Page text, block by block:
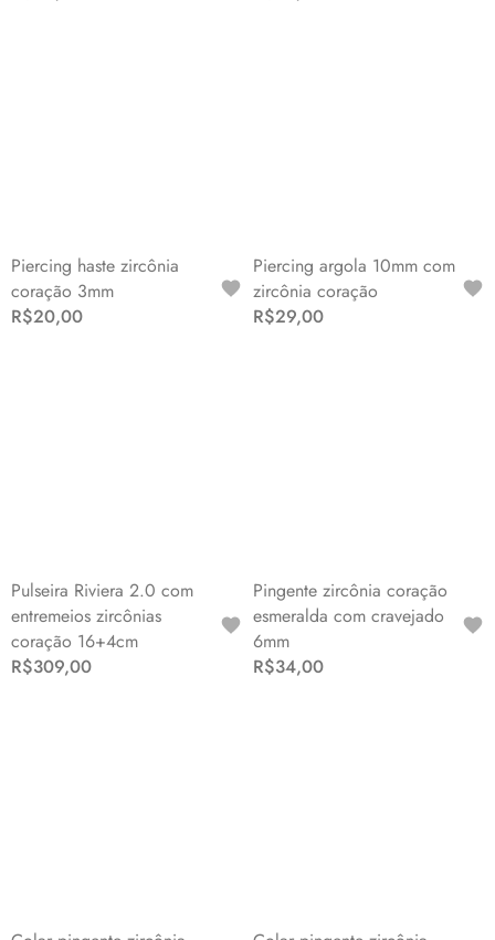
Piercing haste zircônia
coração 3mm
R$20,00
Piercing argola 10mm com
zircônia coração
R$29,00
Pulseira Riviera 2.0 com
entremeios zircônias
coração 16+4cm
R$309,00
Pingente zircônia coração
esmeralda com cravejado
6mm
R$34,00